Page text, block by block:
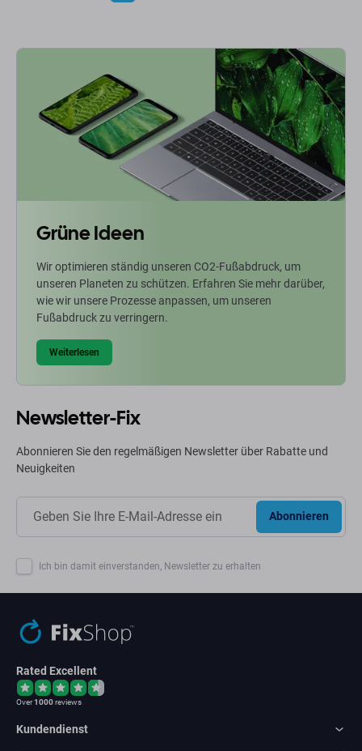
Grüne Ideen
Wir optimieren ständig unseren CO2-Fußabdruck, um
unseren Planeten zu schützen. Erfahren Sie mehr darüber,
wie wir unsere Prozesse anpassen, um unseren
Fußabdruck zu verringern.
Weiterlesen
Newsletter-Fix
Abonnieren Sie den regelmäßigen Newsletter über Rabatte und
Neuigkeiten
Abonnieren
Ich bin damit einverstanden, Newsletter zu erhalten
Rated Excellent
Over1000reviews
Kundendienst